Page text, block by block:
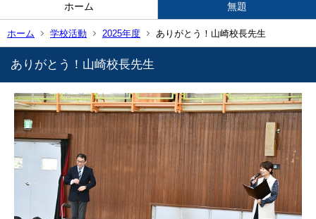
ホーム 無題
ホーム 学校活動 2025年度 ありがとう！山崎校長先生
ありがとう！山崎校長先生